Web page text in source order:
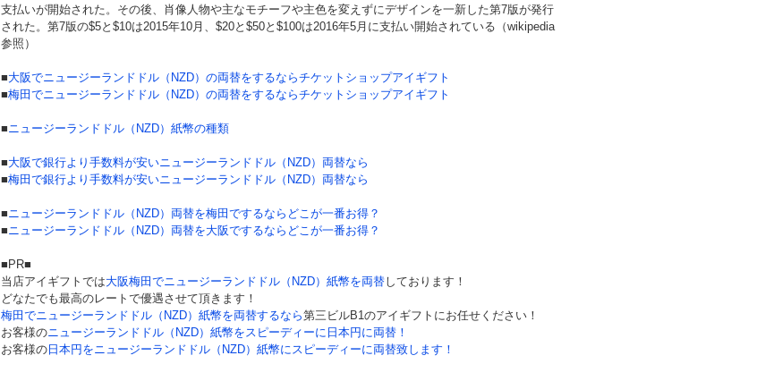
支払いが開始された。その後、肖像人物や主なモチーフや主色を変えずにデザインを一新した第7版が発行
された。第7版の$5と$10は2015年10月、$20と$50と$100は2016年5月に支払い開始されている（wikipedia
参照）
■大阪でニュージーランドドル（NZD）の両替をするならチケットショップアイギフト
■梅田でニュージーランドドル（NZD）の両替をするならチケットショップアイギフト
■ニュージーランドドル（NZD）紙幣の種類
■大阪で銀行より手数料が安いニュージーランドドル（NZD）両替なら
■梅田で銀行より手数料が安いニュージーランドドル（NZD）両替なら
■ニュージーランドドル（NZD）両替を梅田でするならどこが一番お得？
■ニュージーランドドル（NZD）両替を大阪でするならどこが一番お得？
■PR■
当店アイギフトでは大阪梅田でニュージーランドドル（NZD）紙幣を両替しております！
どなたでも最高のレートで優遇させて頂きます！
梅田でニュージーランドドル（NZD）紙幣を両替するなら第三ビルB1のアイギフトにお任せください！
お客様のニュージーランドドル（NZD）紙幣をスピーディーに日本円に両替！
お客様の 日本円をニュージーランドドル（NZD）紙幣にスピーディーに両替致します！